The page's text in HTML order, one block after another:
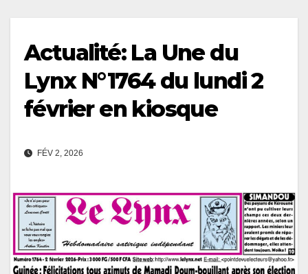
Actualité: La Une du
Lynx N°1764 du lundi 2
février en kiosque
FÉV 2, 2026